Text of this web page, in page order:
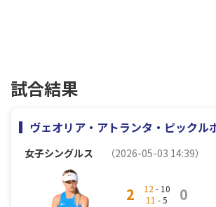
試合結果
ヴェオリア・アトランタ・ピックル
女子シングルス （2026-05-03 14:39）
2 12 - 10
11 - 5 0